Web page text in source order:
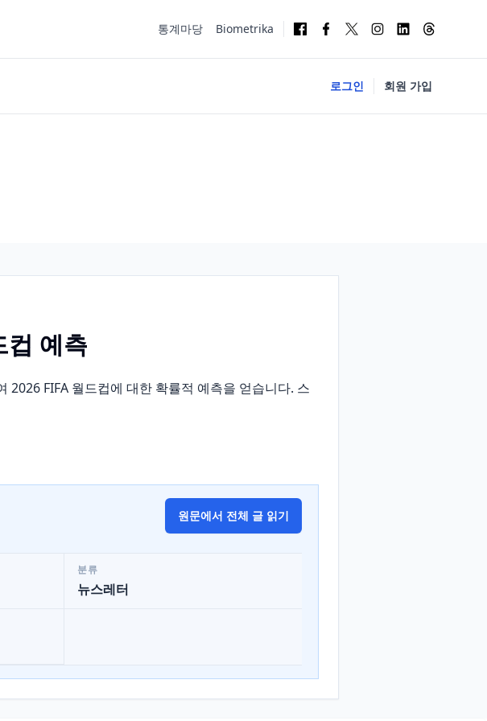
통계마당 Biometrika
로그인 회원 가입
컵 예측
FIFA 월드컵에 대한 확률적 예측을 얻습니다. 스
원문에서 전체 글 읽기
분류
뉴스레터